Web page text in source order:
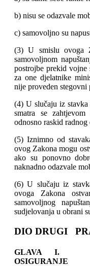
b) nisu se odazvale
c) samovoljno su
(3) U smislu ovoga
samovoljnom
postrojbe prekid vojne
za one djelatnike
nije proveden stegovni
(4) U slučaju iz stavka
smatra se
odnosno raskid radnog
(5) Iznimno od
ovog Zakona mogu
ako su ponovno
naknadno odazvale
(6) U slučaju iz
ovoga Zakona
samovoljnog
sudjelovanja u obrani
DIO DRUGI
GLAVA I.
OSIGURANJE